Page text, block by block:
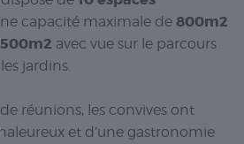
capacité maximale de 800m2
500m2 avec vue sur le parcours
jardins.
réunions, les convives ont
et d’une gastronomie